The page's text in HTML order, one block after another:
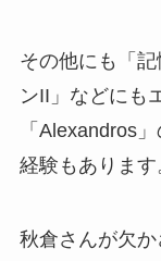
その他にも「
ンII」などにも
「Alexandros
経験もあります
秋倉さんが欠